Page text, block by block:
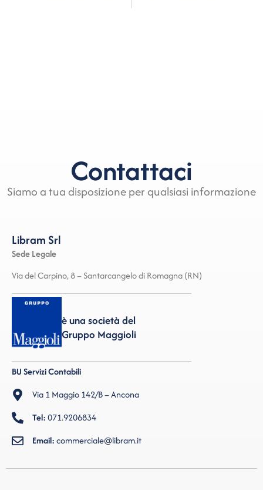
Contattaci
Siamo a tua disposizione per qualsiasi informazione
Libram Srl
Sede Legale
Via del Carpino, 8 – Santarcangelo di Romagna (RN)
è una società del
Gruppo Maggioli
BU Servizi Contabili
Via 1 Maggio 142/B – Ancona
Tel:071.9206834
Email:commerciale@libram.it